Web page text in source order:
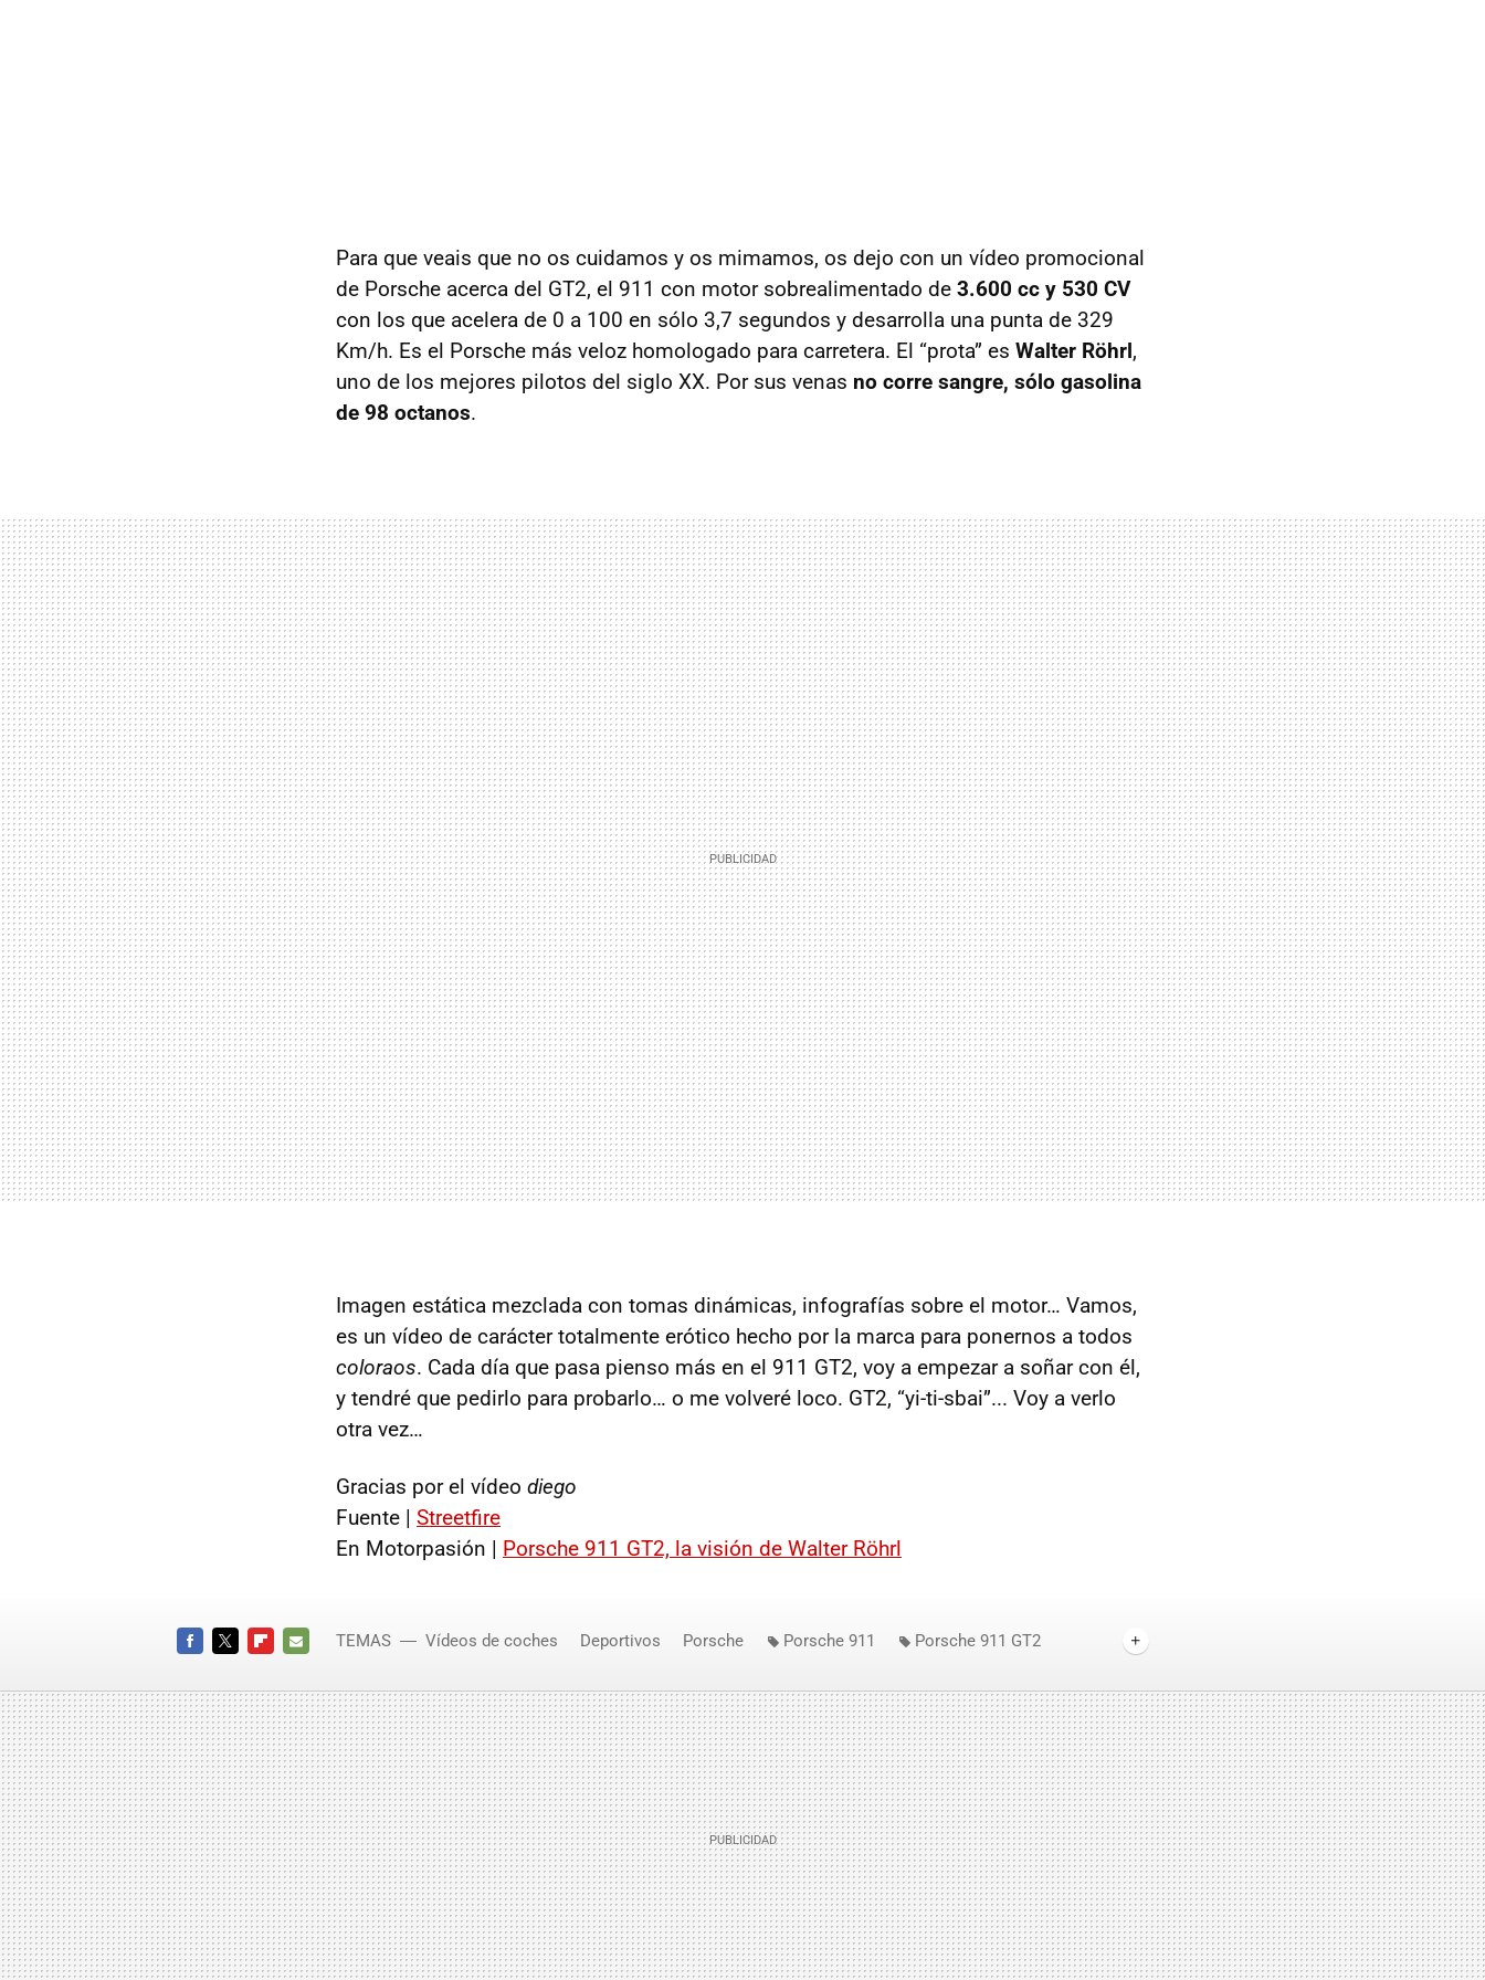
Para que veais que no os cuidamos y os mimamos, os dejo con un vídeo promocional
de Porsche acerca del GT2, el 911 con motor sobrealimentado de 3.600 cc y 530 CV
con los que acelera de 0 a 100 en sólo 3,7 segundos y desarrolla una punta de 329
Km/h. Es el Porsche más veloz homologado para carretera. El “prota” es Walter Röhrl,
uno de los mejores pilotos del siglo XX. Por sus venas no corre sangre, sólo gasolina
de 98 octanos.
Imagen estática mezclada con tomas dinámicas, infografías sobre el motor… Vamos,
es un vídeo de carácter totalmente erótico hecho por la marca para ponernos a todos
coloraos. Cada día que pasa pienso más en el 911 GT2, voy a empezar a soñar con él,
y tendré que pedirlo para probarlo… o me volveré loco. GT2, “yi-ti-sbai”... Voy a verlo
otra vez…
Gracias por el vídeo diego
Fuente | Streetfire
En Motorpasión | Porsche 911 GT2, la visión de Walter Röhrl
MAIL
TEMAS Vídeos de coches Deportivos Porsche Porsche 911
Porsche 911 GT2